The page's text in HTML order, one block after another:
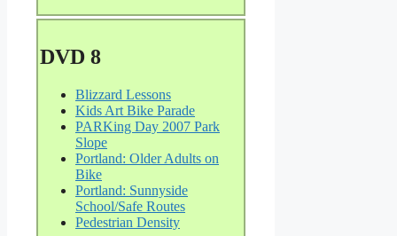
DVD 8
Blizzard Lessons
Kids Art Bike Parade
PARKing Day 2007 Park
Slope
Portland: Older Adults on
Bike
Portland: Sunnyside
School/Safe Routes
Pedestrian Density